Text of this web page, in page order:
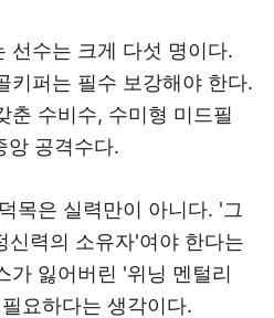
선수는 크게 다섯 명이다.
키퍼는 필수 보강해야 한다.
춘 수비수, 수미형 미드필
앙 공격수다.
목은 실력만이 아니다. '그
신력의 소유자'여야 한다는
가 잃어버린 '위닝 멘털리
요하다는 생각이다.